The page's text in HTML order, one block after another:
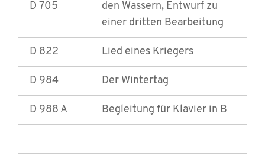
D 705
den Wassern, Entwurf zu
einer dritten Bearbeitung
D 822 Lied eines Kriegers
D 984 Der Wintertag
D 988 A Begleitung für Klavier in B